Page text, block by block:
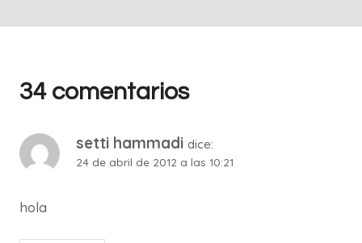
34 comentarios
setti hammadi dice:
24 de abril de 2012 a las 10:21
hola